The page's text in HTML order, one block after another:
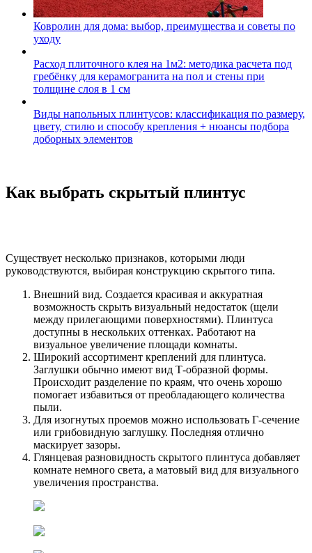
Ковролин для дома: выбор, преимущества и советы по
уходу
Расход плиточного клея на 1м2: методика расчета под
гребёнку для керамогранита на пол и стены при
толщине слоя в 1 см
Виды напольных плинтусов: классификация по размеру,
цвету, стилю и способу крепления + нюансы подбора
доборных элементов
Как выбрать скрытый плинтус
Существует несколько признаков, которыми люди
руководствуются, выбирая конструкцию скрытого типа.
Внешний вид. Создается красивая и аккуратная
возможность скрыть визуальный недостаток (щели
между прилегающими поверхностями). Плинтуса
доступны в нескольких оттенках. Работают на
визуальное увеличение площади комнаты.
Широкий ассортимент креплений для плинтуса.
Заглушки обычно имеют вид Т-образной формы.
Происходит разделение по краям, что очень хорошо
помогает избавиться от преобладающего количества
пыли.
Для изогнутых проемов можно использовать Г-сечение
или грибовидную заглушку. Последняя отлично
маскирует зазоры.
Глянцевая разновидность скрытого плинтуса добавляет
комнате немного света, а матовый вид для визуального
увеличения пространства.